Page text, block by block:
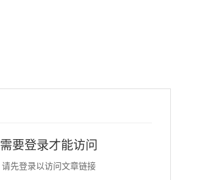
需要登录才能访问
请先登录以访问文章链接